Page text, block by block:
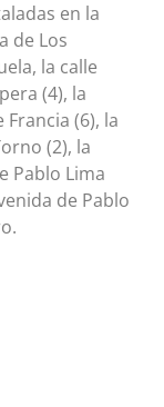
en la
de Los
la calle
(4), la
(6), la
(2), la
Pablo Lima
de Pablo